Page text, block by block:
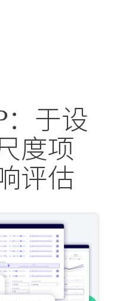
：于设
度项
评估